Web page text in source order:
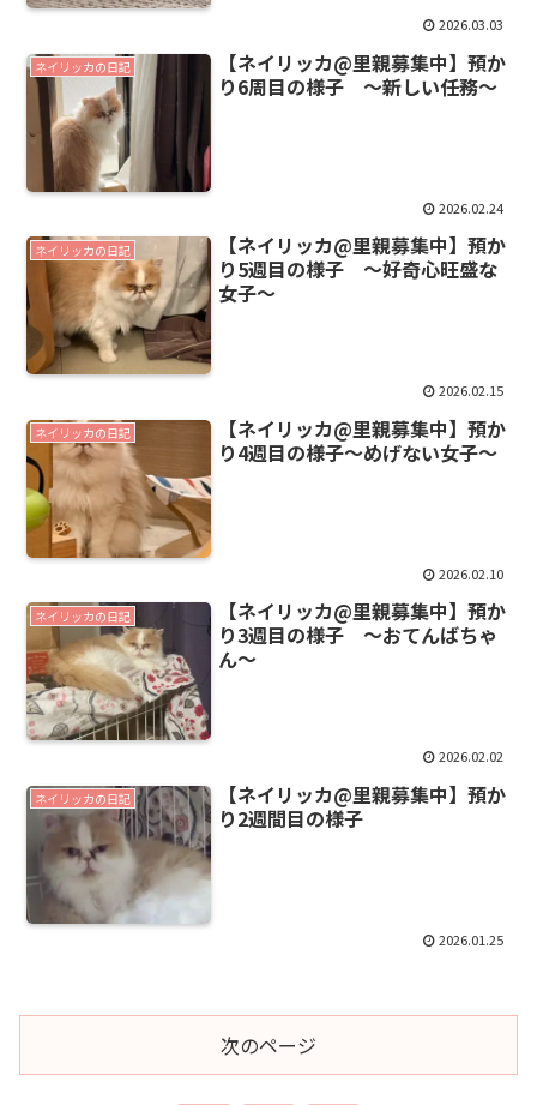
2026.03.03
ネイリッカの日記
【ネイリッカ@里親募集中】預か
り6周目の様子 〜新しい任務〜
2026.02.24
ネイリッカの日記
【ネイリッカ@里親募集中】預か
り5週目の様子 〜好奇心旺盛な
女子〜
2026.02.15
ネイリッカの日記
【ネイリッカ@里親募集中】預か
り4週目の様子〜めげない女子〜
2026.02.10
ネイリッカの日記
【ネイリッカ@里親募集中】預か
り3週目の様子 〜おてんばちゃ
ん〜
2026.02.02
ネイリッカの日記
【ネイリッカ@里親募集中】預か
り2週間目の様子
2026.01.25
次のページ